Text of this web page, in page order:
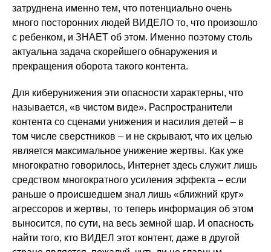
затруднена именно тем, что потенциально очень
много посторонних людей ВИДЕЛО то, что произошло
с ребенком, и ЗНАЕТ об этом. Именно поэтому столь
актуальна задача скорейшего обнаружения и
прекращения оборота такого контента.
Для киберунижения эти опасности характерны, что
называется, «в чистом виде». Распространители
контента со сценами унижения и насилия детей – в
том числе сверстников – и не скрывают, что их целью
является максимальное унижение жертвы. Как уже
многократно говорилось, Интернет здесь служит лишь
средством многократного усиления эффекта – если
раньше о происшедшем знал лишь «ближний круг»
агрессоров и жертвы, то теперь информация об этом
выносится, по сути, на весь земной шар. И опасность
найти того, кто ВИДЕЛ этот контент, даже в другой